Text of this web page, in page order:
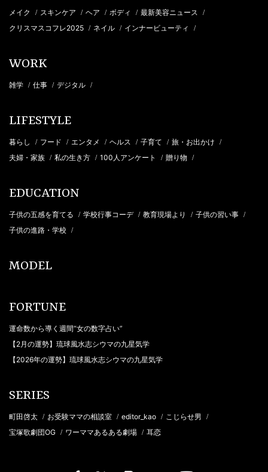
メイク / スキンケア / ヘア / ボディ / 最新美容ニュース /
クリスマスコフレ2025 / ネイル / インナービューティ /
WORK
雑学 / 仕事 / デジタル /
LIFESTYLE
暮らし / フード / エンタメ / ヘルス / 子育て / 旅・お出かけ /
夫婦・家族 / 私の生き方 / 100人アンケート / 贈り物 /
EDUCATION
子供の五感を育てる / 学校行事コーデ / 教育現場より / 子供の習い事 /
子供の進路・学校 /
MODEL
FORTUNE
運命数から導く週間“女の数字占い”
【2月の運勢】琉球風水志シウマの九星気学
【2026年の運勢】琉球風水志シウマの九星気学
SERIES
町田啓太 / お受験ママの相談室 / editor_kao / こじらせ男 /
宝塚歌劇団OG / ワーママあるある劇場 / 耳恋